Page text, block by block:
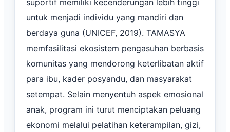
untuk menjadi individu yang mandiri dan
berdaya guna (UNICEF, 2019). TAMASYA
memfasilitasi ekosistem pengasuhan berbasis
komunitas yang mendorong keterlibatan aktif
para ibu, kader posyandu, dan masyarakat
setempat. Selain menyentuh aspek emosional
anak, program ini turut menciptakan peluang
ekonomi melalui pelatihan keterampilan, gizi,